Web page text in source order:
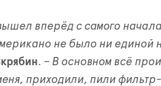
вперёд с самого
не было ни единой
. – В основном всё
приходили, пили